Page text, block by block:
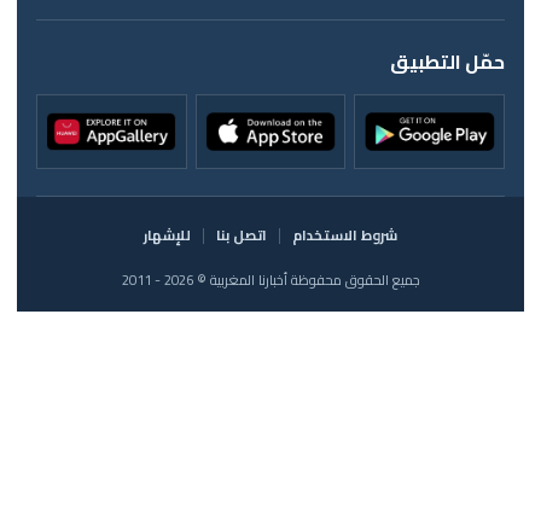
حمّل التطبيق
شروط الاستخدام اتصل بنا
للإشهار
جميع الحقوق محفوظة أخبارنا المغربية © 2026 - 2011